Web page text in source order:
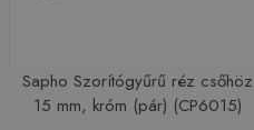
Sapho Szorítógyűrű réz csőhöz
15 mm, króm (pár) (CP6015)